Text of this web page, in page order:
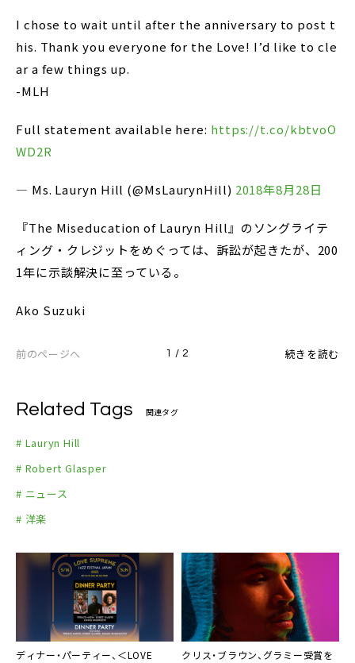
I chose to wait until after the anniversary to post t
his. Thank you everyone for the Love! I’d like to cle
ar a few things up.
-MLH
Full statement available here: https://t.co/kbtvoO
WD2R
— Ms. Lauryn Hill (@MsLaurynHill) 2018年8月28日
『The Miseducation of Lauryn Hill』のソングライテ
ィング・クレジットをめぐっては、訴訟が起きたが、200
1年に示談解決に至っている。
Ako Suzuki
前のページへ 1 / 2 続きを読む
Related Tags 関連タグ
# Lauryn Hill
# Robert Glasper
# ニュース
# 洋楽
ディナー・パーティー、＜LOVE クリス・ブラウン、グラミー受賞を